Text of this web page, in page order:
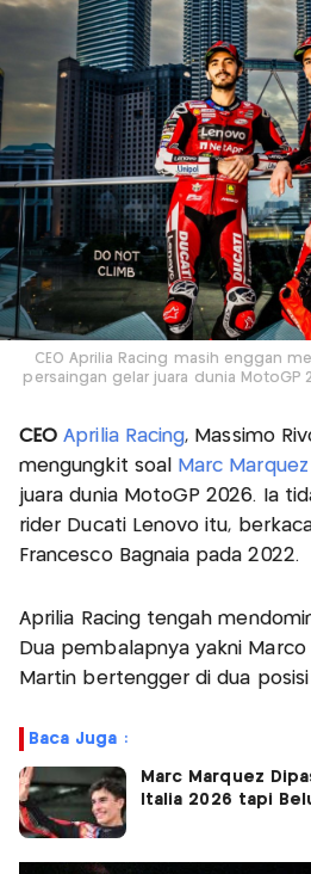
CEO Aprilia Racing masih enggan
persaingan gelar juara dunia MotoGP
CEO Aprilia Racing, Massimo
mengungkit soal
Marc Marquez
juara dunia MotoGP 2026. Ia
rider Ducati Lenovo itu,
Francesco Bagnaia pada 2022.
Aprilia Racing tengah
Dua pembalapnya yakni
Martin bertengger di dua
Baca Juga :
Marc Marquez
Italia 2026 tapi